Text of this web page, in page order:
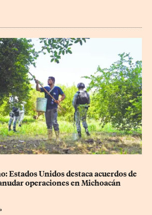
Estados Unidos destaca acuerdos de
operaciones en Michoacán